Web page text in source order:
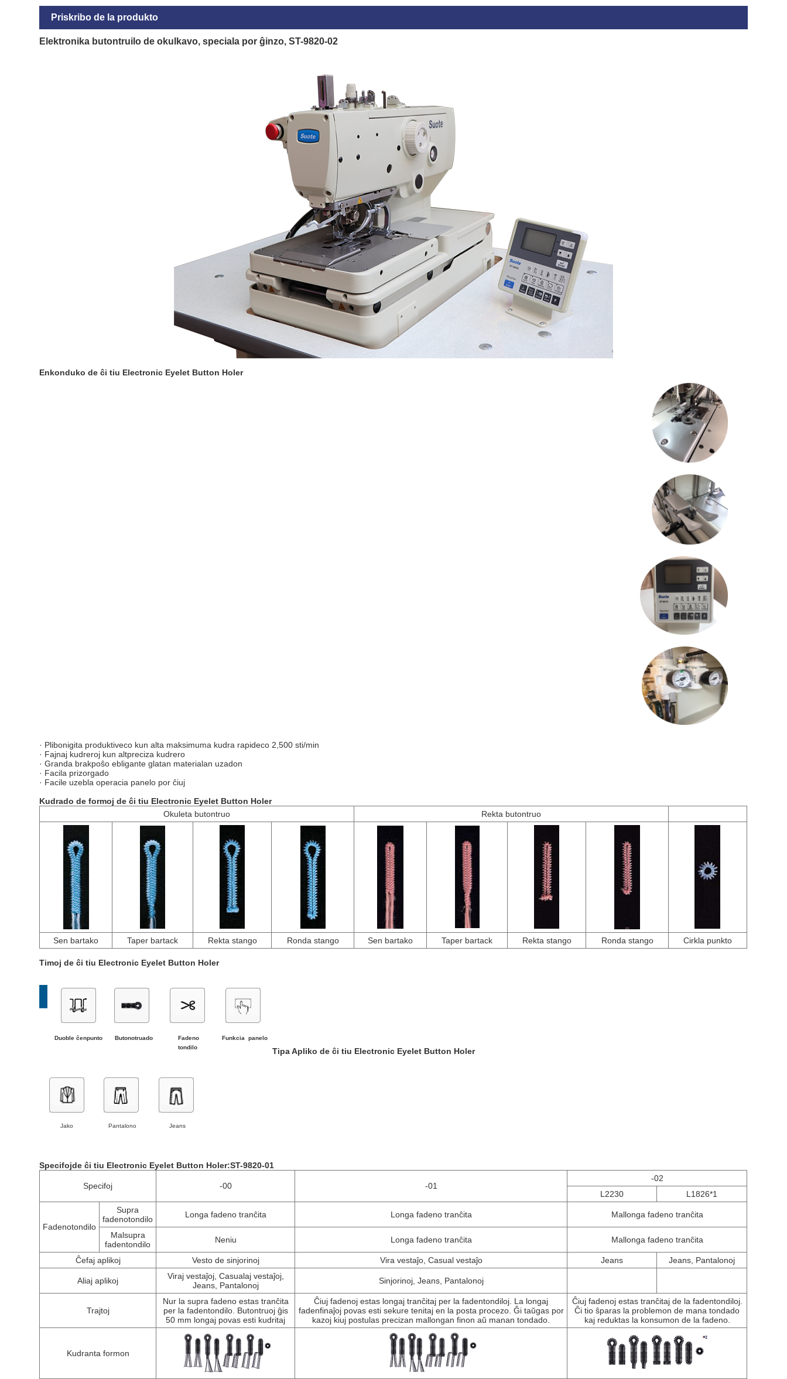
Priskribo de la produkto
Elektronika butontruilo de okulkavo, speciala por ĝinzo, ST-9820-02
Enkonduko de ĉi tiu Electronic Eyelet Button Holer
· Plibonigita produktiveco kun alta maksimuma kudra rapideco 2,500 sti/min
· Fajnaj kudreroj kun altpreciza kudrero
· Granda brakpoŝo ebligante glatan materialan uzadon
· Facila prizorgado
· Facile uzebla operacia panelo por ĉiuj
Kudrado de formojde ĉi tiu Electronic Eyelet Button Holer
Okuleta butontruo
Rekta butontruo
Sen bartako Taper bartack Rekta stango Ronda stango Sen bartako Taper bartack Rekta stango Ronda stango Cirkla punkto
Timojde ĉi tiu Electronic Eyelet Button Holer
Duoble ĉenpunto Butonotruado
Fadeno
tondilo
Funkcia panelo
Tipa Aplikode ĉi tiu Electronic Eyelet Button Holer
Jako Pantalono Jeans
Specifojde ĉi tiu Electronic Eyelet Button Holer:ST-9820-01
Specifoj -00 -01
-02
L2230
L1826*1
Fadenotondilo
Supra
fadenotondilo
Longa fadeno tranĉita Longa fadeno tranĉita Mallonga fadeno tranĉita
Malsupra
fadentondilo
Neniu Longa fadeno tranĉita Mallonga fadeno tranĉita
Ĉefaj aplikoj Vesto de sinjorinoj Vira vestaĵo, Casual vestaĵo Jeans Jeans, Pantalonoj
Aliaj aplikoj
Viraj vestaĵoj, Casualaj vestaĵoj,
Jeans, Pantalonoj
Sinjorinoj, Jeans, Pantalonoj
Trajtoj
Nur la supra fadeno estas tranĉita
per la fadentondilo. Butontruoj ĝis
50 mm longaj povas esti kudritaj
Ĉiuj fadenoj estas longaj tranĉitaj per la fadentondiloj. La longaj
fadenfinaĵoj povas esti sekure tenitaj en la posta procezo. Ĝi taŭgas por
kazoj kiuj postulas precizan mallongan finon aŭ manan tondado.
Ĉiuj fadenoj estas tranĉitaj de la fadentondiloj.
Ĉi tio ŝparas la problemon de mana tondado
kaj reduktas la konsumon de la fadeno.
Kudranta formon